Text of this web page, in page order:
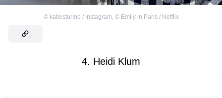
© katiesturino / Instagram, © Emily in Paris / Netflix
4. Heidi Klum